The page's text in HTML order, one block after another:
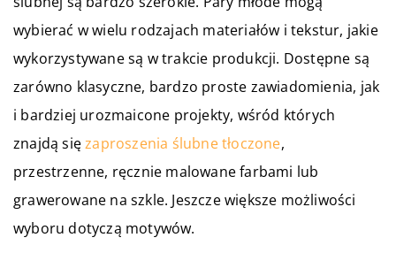
wybierać w wielu rodzajach materiałów i tekstur, jakie
wykorzystywane są w trakcie produkcji. Dostępne są
zarówno klasyczne, bardzo proste zawiadomienia, jak
i bardziej urozmaicone projekty, wśród których
znajdą sięzaproszenia ślubne tłoczone,
przestrzenne, ręcznie malowane farbami lub
grawerowane na szkle. Jeszcze większe możliwości
wyboru dotyczą motywów.